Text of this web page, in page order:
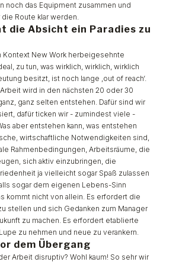
noch das Equipment zusammen und
Route klar werden.
die Absicht ein Paradies zu
Kontext New Work herbeigesehnte
zu tun, was wirklich, wirklich, wirklich
besitzt, ist noch lange ‚out of reach‘.
wird in den nächsten 20 oder 30
ganz selten entstehen. Dafür sind wir
dafür ticken wir - zumindest viele -
aber entstehen kann, was entstehen
wirtschaftliche Notwendigkeiten sind,
Rahmenbedingungen, Arbeitsräume, die
sich aktiv einzubringen, die
ja vielleicht sogar Spaß zulassen
sogar dem eigenen Lebens-Sinn
kommt nicht von allein. Es erfordert die
stellen und sich Gedanken zum Manager
zu machen. Es erfordert etablierte
zu nehmen und neue zu verankern.
dem Übergang
Arbeit disruptiv? Wohl kaum! So sehr wir